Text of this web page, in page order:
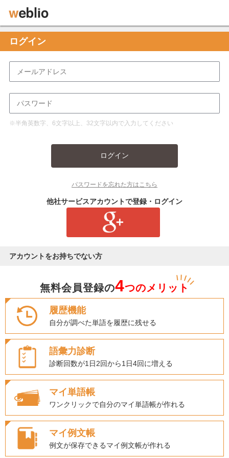
ログイン
※半角英数字、6文字以上、32文字以内で入力してください
ログイン
パスワードを忘れた方はこちら
他社サービスアカウントで登録・ログイン
アカウントをお持ちでない方
無料会員登録の4つのメリット
履歴機能
自分が調べた単語を履歴に残せる
語彙力診断
診断回数が1日2回から1日4回に増える
マイ単語帳
ワンクリックで自分のマイ単語帳が作れる
マイ例文帳
例文が保存できるマイ例文帳が作れる